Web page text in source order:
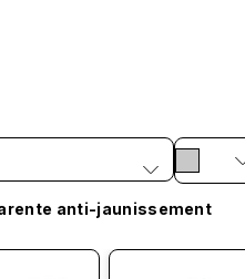
anti-jaunissement